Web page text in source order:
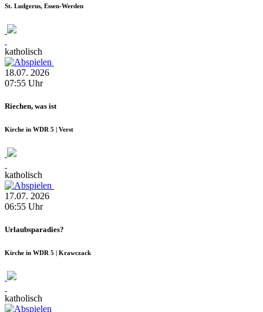
St. Ludgerus, Essen-Werden
katholisch
18.07. 2026
07:55 Uhr
Riechen, was ist
Kirche in WDR 5 | Verst
katholisch
17.07. 2026
06:55 Uhr
Urlaubsparadies?
Kirche in WDR 5 | Krawczack
katholisch